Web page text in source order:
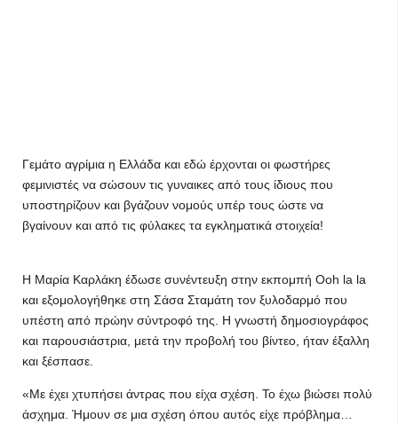
Γεμάτο αγρίμια η Ελλάδα και εδώ έρχονται οι φωστήρες
φεμινιστές να σώσουν τις γυναικες από τους ίδιους που
υποστηρίζουν και βγάζουν νομούς υπέρ τους ώστε να
βγαίνουν και από τις φύλακες τα εγκληματικά στοιχεία!
Η Μαρία Καρλάκη έδωσε συνέντευξη στην εκπομπή Ooh la la
και εξομολογήθηκε στη Σάσα Σταμάτη τον ξυλοδαρμό που
υπέστη από πρώην σύντροφό της. Η γνωστή δημοσιογράφος
και παρουσιάστρια, μετά την προβολή του βίντεο, ήταν έξαλλη
και ξέσπασε.
«Με έχει χτυπήσει άντρας που είχα σχέση. Το έχω βιώσει πολύ
άσχημα. Ήμουν σε μια σχέση όπου αυτός είχε πρόβλημα…